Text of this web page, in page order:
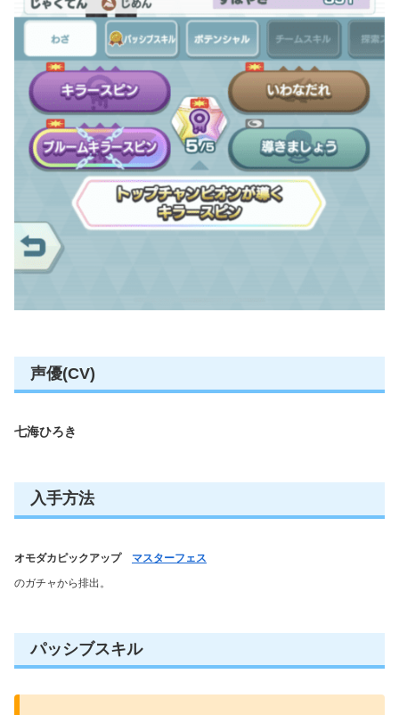
声優(CV)
七海ひろき
入手方法
オモダカピックアップ マスターフェス
のガチャから排出。
パッシブスキル